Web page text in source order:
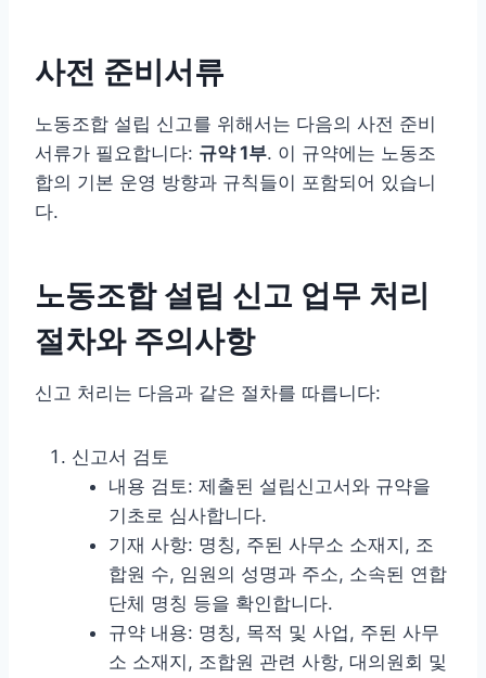
사전 준비서류
노동조합 설립 신고를 위해서는 다음의 사전 준비
서류가 필요합니다: 규약 1부. 이 규약에는 노동조
합의 기본 운영 방향과 규칙들이 포함되어 있습니
다.
노동조합 설립 신고 업무 처리
절차와 주의사항
신고 처리는 다음과 같은 절차를 따릅니다:
신고서 검토
내용 검토: 제출된 설립신고서와 규약을
기초로 심사합니다.
기재 사항: 명칭, 주된 사무소 소재지, 조
합원 수, 임원의 성명과 주소, 소속된 연합
단체 명칭 등을 확인합니다.
규약 내용: 명칭, 목적 및 사업, 주된 사무
소 소재지, 조합원 관련 사항, 대의원회 및